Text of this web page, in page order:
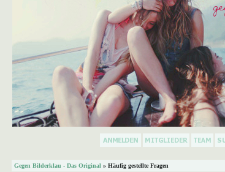
Gegen Bilderklau - Das Original » Häufig gestellte Fragen